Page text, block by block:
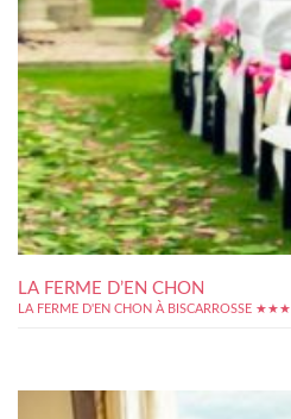
LA FERME D’EN CHON
LA FERME D'EN CHON À BISCARROSSE ★★★